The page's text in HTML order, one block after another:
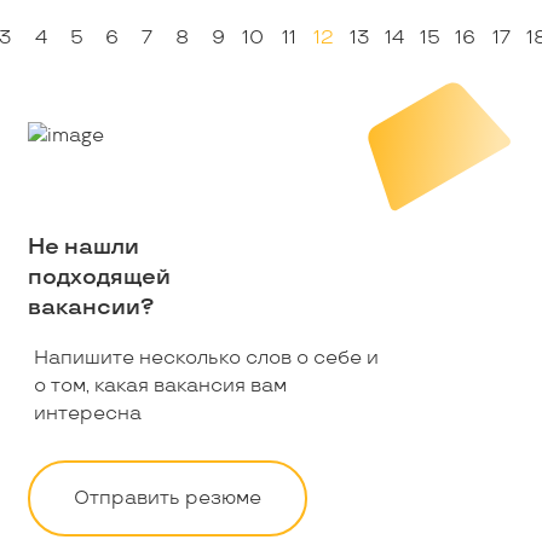
3 4 5 6 7 8 9 10 11 12 13 14 15 16 17
Не нашли
подходящей
вакансии?
Напишите несколько слов о себе и
о том, какая вакансия вам
интересна
Отправить резюме